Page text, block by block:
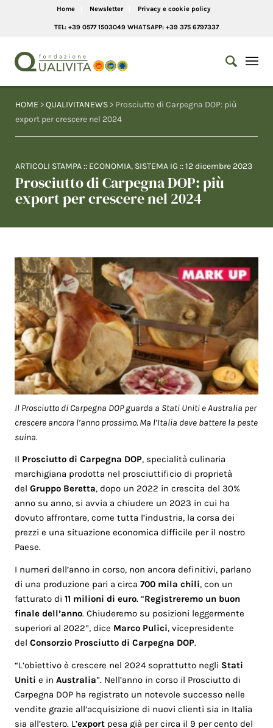
Home Newsletter Privacy e cookie policy
TEL: +39 0577 1503049 WHATSAPP: +39 375 6797337
HOME >QUALIVITANEWS > Prosciutto di Carpegna DOP: più
export per crescere nel 2024
ARTICOLI STAMPA :: ECONOMIA, SISTEMA IG ::12 dicembre 2023
Prosciutto di Carpegna DOP: più
export per crescere nel 2024
Il Prosciutto di Carpegna DOP guarda a Stati Uniti e Australia per
crescere ancora l’anno prossimo. Ma l’Italia deve battere la peste
suina.
Il Prosciutto di Carpegna DOP, specialità culinaria
marchigiana prodotta nel prosciuttificio di proprietà
delGruppo Beretta, dopo un 2022 in crescita del 30%
anno su anno, si avvia a chiudere un 2023 in cui ha
dovuto affrontare, come tutta l’industria, la corsa dei
prezzi e una situazione economica difficile per il nostro
Paese.
I numeri dell’anno in corso, non ancora definitivi, parlano
di una produzione pari a circa700 mila chili, con un
fatturato di11 milioni di euro. “Registreremo un buon
finale dell’anno. Chiuderemo su posizioni leggermente
superiori al 2022”, dice Marco Pulici, vicepresidente
delConsorzio Prosciutto di Carpegna DOP.
“L’obiettivo è crescere nel 2024 soprattutto negli Stati
Uniti e inAustralia”. Nell’anno in corso il Prosciutto di
Carpegna DOP ha registrato un notevole successo nelle
vendite grazie all’acquisizione di nuovi clienti sia in Italia
sia all’estero. L’export pesa già per circa il 9 per cento del